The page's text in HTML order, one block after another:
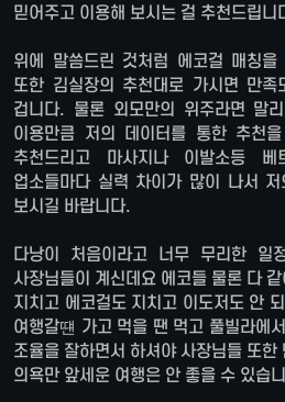
믿어주고 이용해 보시는 걸 추천드립니
위에 말씀드린 것처럼 에코걸 매칭
또한 김실장의 추천대로 가시면 만
겁니다. 물론 외모만의 위주라면 말
이용만큼 저의 데이터를 통한 추천
추천드리고 마사지나 이발소등
업소들마다 실력 차이가 많이 나서
보시길 바랍니다.
다낭이 처음이라고 너무 무리한 일
사장님들이 계신데요 에코들 물론 다
지치고 에코걸도 지치고 이도저도 안
여행갈떈 가고 먹을 땐 먹고 풀빌라에
조율을 잘하면서 하셔야 사장님들 또
의욕만 앞세운 여행은 안 좋을 수 있습